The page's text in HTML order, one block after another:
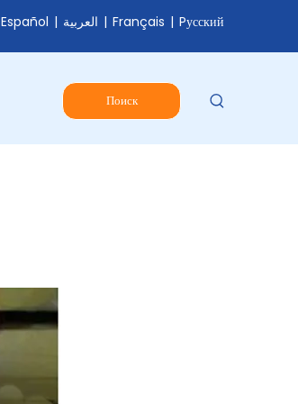
Español | العربية | Français | Pусский
Поиск